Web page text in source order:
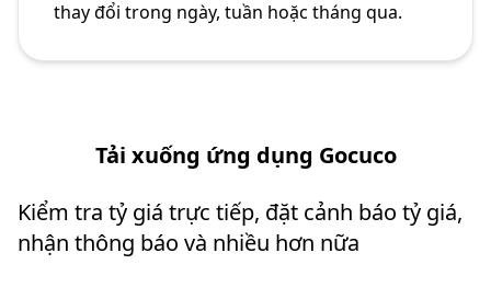
thay đổi trong ngày, tuần hoặc tháng qua.
Tải xuống ứng dụng Gocuco
Kiểm tra tỷ giá trực tiếp, đặt cảnh báo tỷ giá,
nhận thông báo và nhiều hơn nữa